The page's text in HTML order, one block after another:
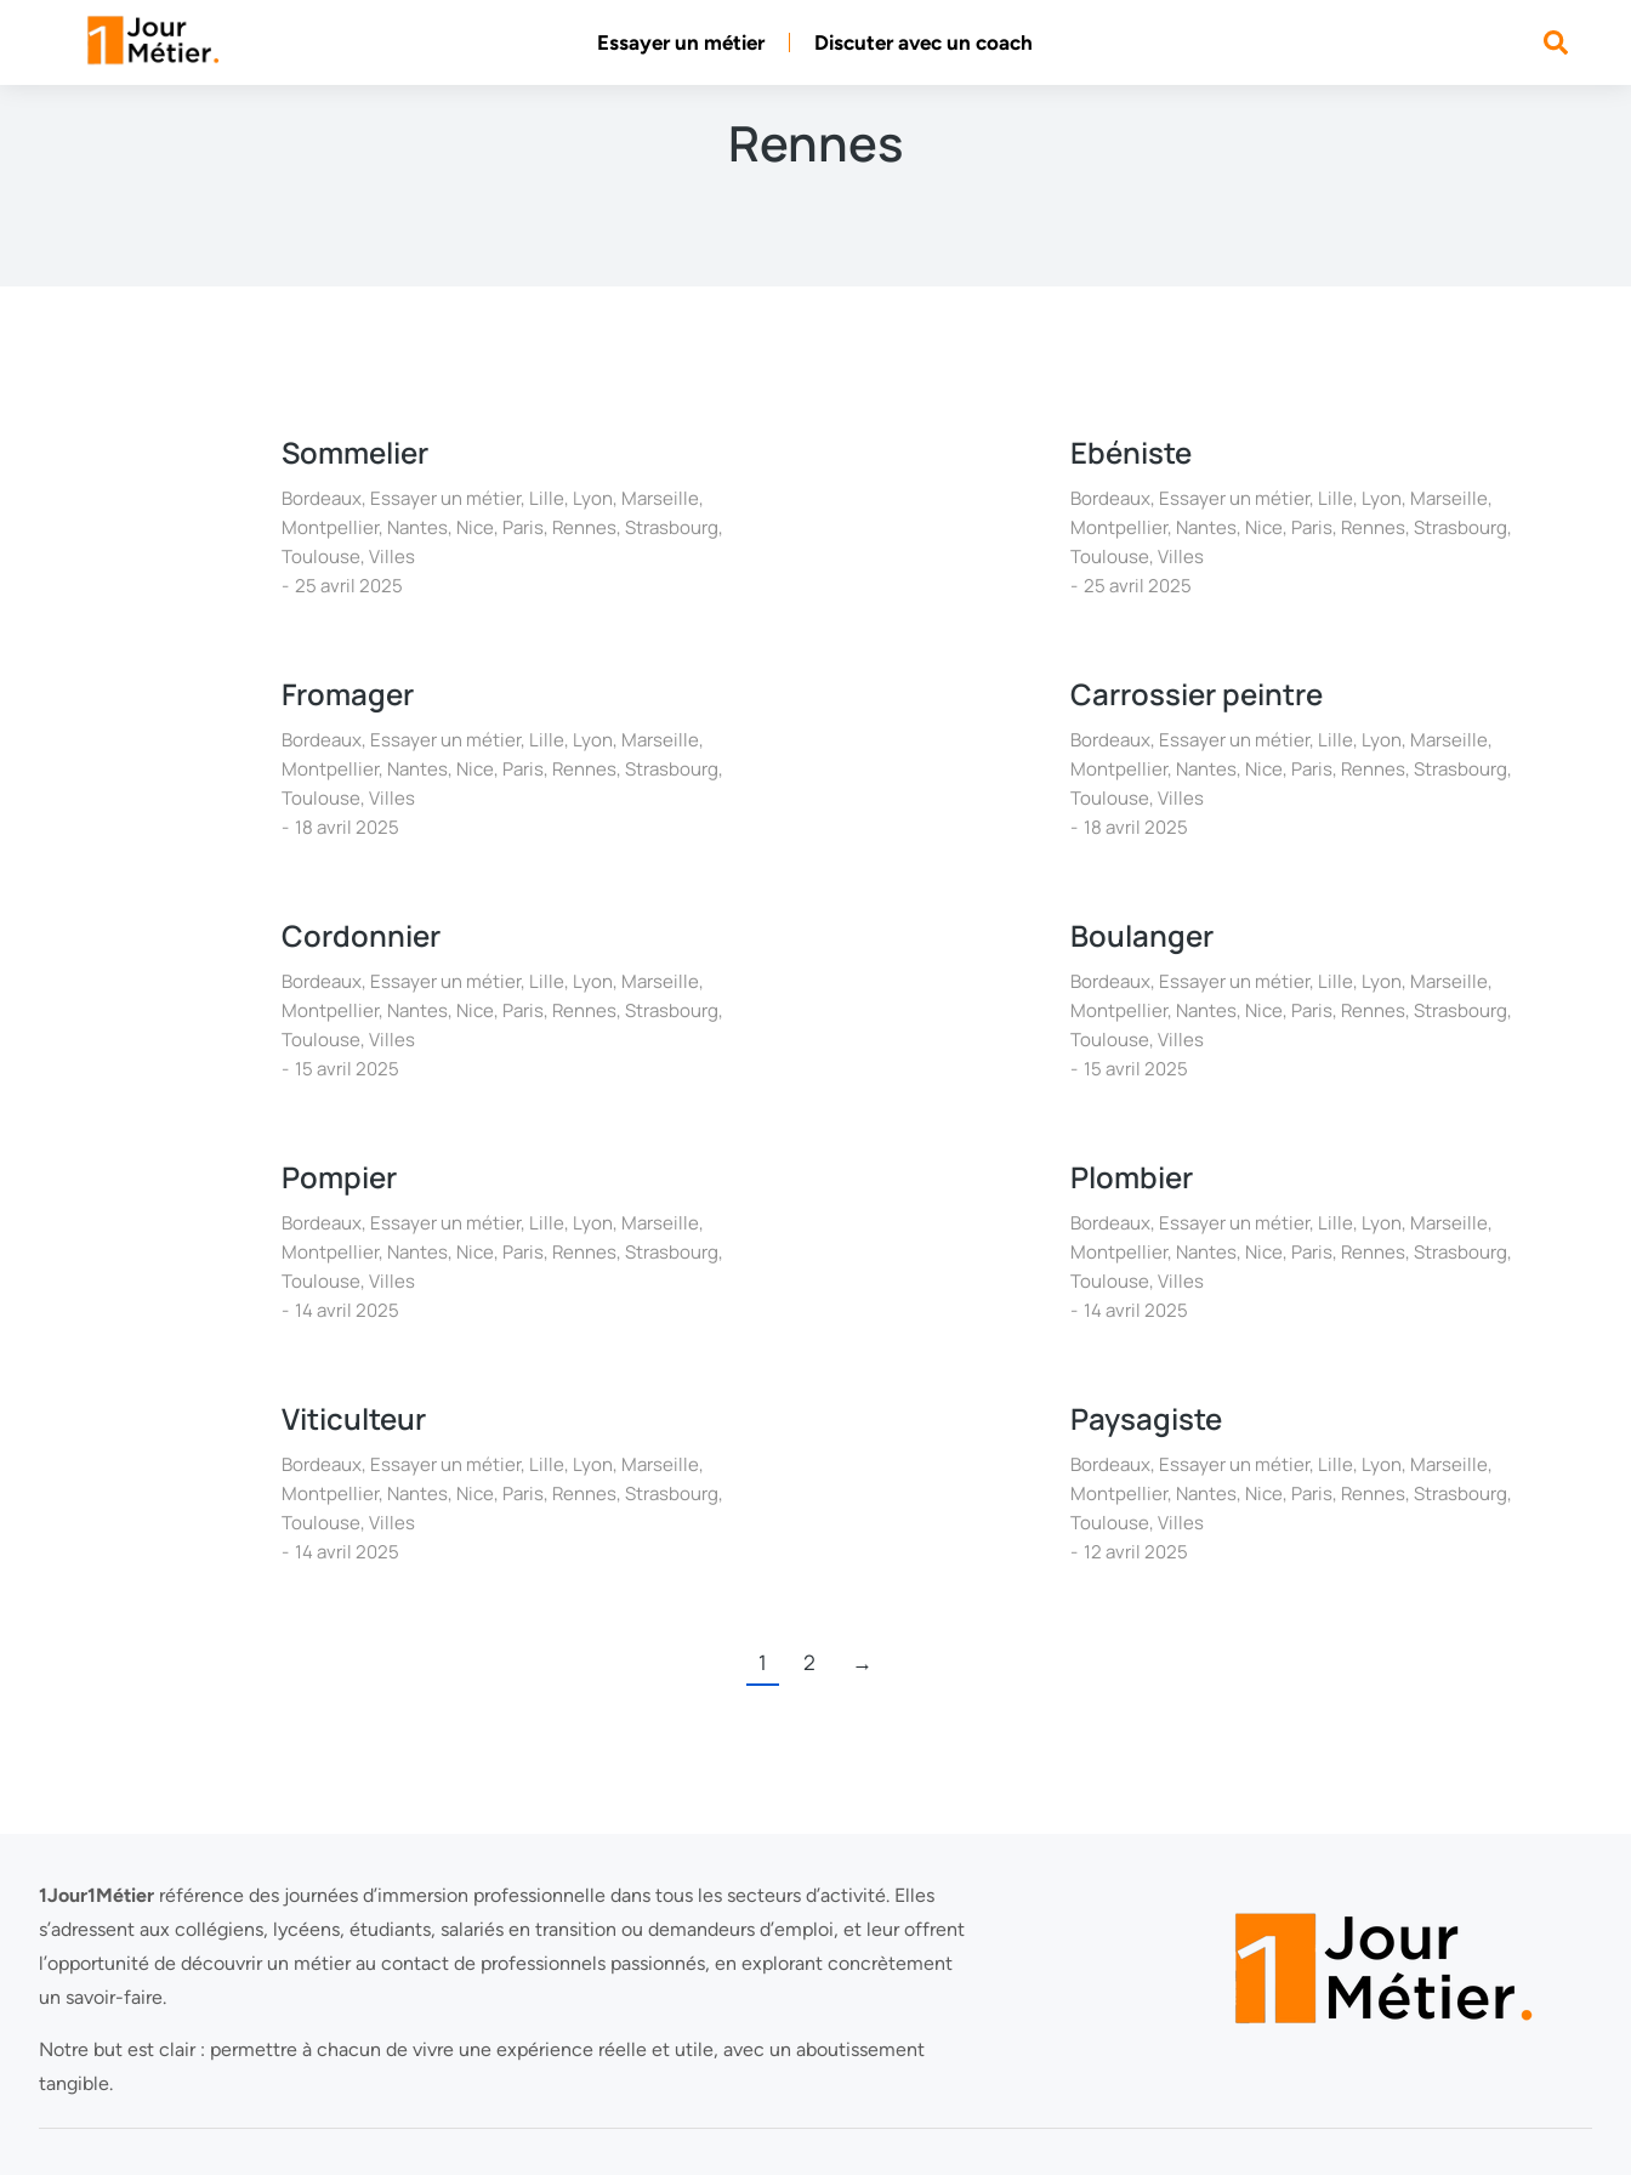
Essayer un métier Discuter avec un coach
Rennes
Sommelier
Bordeaux, Essayer un métier, Lille, Lyon, Marseille,
Montpellier, Nantes, Nice, Paris, Rennes, Strasbourg,
Toulouse, Villes
25 avril 2025
Ebéniste
Bordeaux, Essayer un métier, Lille, Lyon, Marseille,
Montpellier, Nantes, Nice, Paris, Rennes, Strasbourg,
Toulouse, Villes
25 avril 2025
Fromager
Bordeaux, Essayer un métier, Lille, Lyon, Marseille,
Montpellier, Nantes, Nice, Paris, Rennes, Strasbourg,
Toulouse, Villes
18 avril 2025
Carrossier peintre
Bordeaux, Essayer un métier, Lille, Lyon, Marseille,
Montpellier, Nantes, Nice, Paris, Rennes, Strasbourg,
Toulouse, Villes
18 avril 2025
Cordonnier
Bordeaux, Essayer un métier, Lille, Lyon, Marseille,
Montpellier, Nantes, Nice, Paris, Rennes, Strasbourg,
Toulouse, Villes
15 avril 2025
Boulanger
Bordeaux, Essayer un métier, Lille, Lyon, Marseille,
Montpellier, Nantes, Nice, Paris, Rennes, Strasbourg,
Toulouse, Villes
15 avril 2025
Pompier
Bordeaux, Essayer un métier, Lille, Lyon, Marseille,
Montpellier, Nantes, Nice, Paris, Rennes, Strasbourg,
Toulouse, Villes
14 avril 2025
Plombier
Bordeaux, Essayer un métier, Lille, Lyon, Marseille,
Montpellier, Nantes, Nice, Paris, Rennes, Strasbourg,
Toulouse, Villes
14 avril 2025
Viticulteur
Bordeaux, Essayer un métier, Lille, Lyon, Marseille,
Montpellier, Nantes, Nice, Paris, Rennes, Strasbourg,
Toulouse, Villes
14 avril 2025
Paysagiste
Bordeaux, Essayer un métier, Lille, Lyon, Marseille,
Montpellier, Nantes, Nice, Paris, Rennes, Strasbourg,
Toulouse, Villes
12 avril 2025
1 2 →
1Jour1Métier référence des journées d’immersion professionnelle dans tous les secteurs d’activité. Elles
s’adressent aux collégiens, lycéens, étudiants, salariés en transition ou demandeurs d’emploi, et leur offrent
l’opportunité de découvrir un métier au contact de professionnels passionnés, en explorant concrètement
un savoir-faire.
Notre but est clair : permettre à chacun de vivre une expérience réelle et utile, avec un aboutissement
tangible.